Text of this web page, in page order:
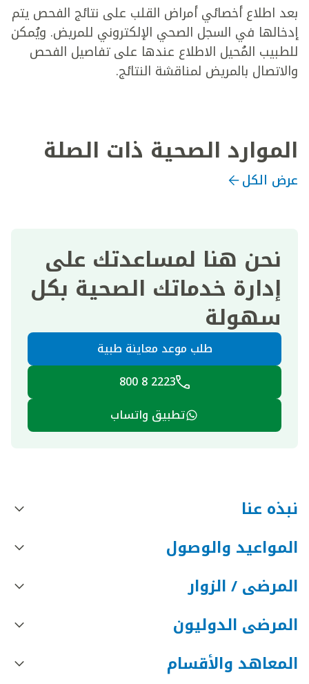
بعد اطلاع أخصائي أمراض القلب على نتائج الفحص يتم
إدخالها في السجل الصحي الإلكتروني للمريض. ويُمكن
للطبيب المُحيل الاطلاع عندها على تفاصيل الفحص
والاتصال بالمريض لمناقشة النتائج.
الموارد الصحية ذات الصلة
عرض الكل
نحن هنا لمساعدتك على
إدارة خدماتك الصحية بكل
سهولة
طلب موعد معاينة طبية
2223 8 800
تطبيق واتساب
نبذه عنا
المواعيد والوصول
المرضى / الزوار
المرضى الدوليون
المعاهد والأقسام